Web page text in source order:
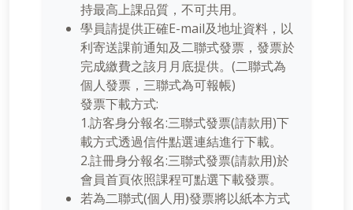
持最高上課品質，不可共用。
學員請提供正確E-mail及地址資料，以
利寄送課前通知及二聯式發票 ，發票於
完成繳費之該月月底提供。(二聯式為
個人發票，三聯式為可報帳)
發票下載方式:
1.訪客身分報名:三聯式發票(請款用)下
載方式透過信件點選連結進行下載。
2.註冊身分報名:三聯式發票(請款用)於
會員首頁依照課程可點選下載發票。
若為二聯式(個人用)發票將以紙本方式